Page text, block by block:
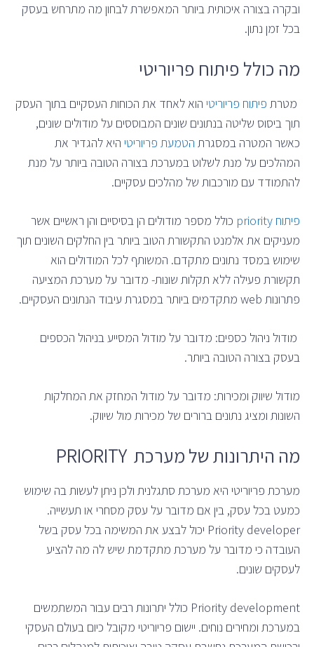
ובקרה בצורה איכותית ביותר המאפשרת לבחון מה מתרחש בעסק
בכל זמן נתון.
מה כולל פיתוח פריוריטי
מטרת פיתוח פריוריטי הוא לאחד את הכוחות העסקיים בתוך העסק
תוך ביסוס שליטה בנתונים שונים המבוססים על מודולים שונים,
כאשר המטרה במסגרת הטמעת פריוריטי היא להגדיר את
המהלכים על מנת לשלוט במערכת בצורה הטובה ביותר על מנת
להתמודד עם מורכבות של מהלכים עסקיים.
פיתוח priority
כולל מספר מודולים הן בסיסיים והן ראשיים אשר
מעניקים את אלמנט התקשורת הטוב ביותר בין החלקים השונים תוך
שימוש במסד נתונים מתקדם. המשותף לכל המודולים הוא
תקשורת פעילה ללא תקלות שונות- מדובר על מערכת המציעה
פתרונות web מתקדמים ביותר במסגרת עיבוד הנתונים העסקיים.
מודול ניהול כספים: מדובר על מודול המסייע בניהול הכספים
בעסק בצורה הטובה ביותר.
מודול שיווק ומכירות: מדובר על מודול המחזק את המחלקות
השונות ומציג נתונים ברורים של מכירות מול שיווק.
מה היתרונות של מערכת PRIORITY
מערכת פריוריטי היא מערכת סתגלנית ולכן ניתן לעשות בה שימוש
כמעט בכל עסק, בין אם מדובר על עסק מסחרי או תעשייה.
Priority developer יכול לבצע את המשימה בכל עסק בשל
העובדה כי מדובר על מערכת מתקדמת שיש לה מה להציע
לעסקים שונים.
Priority development כולל יתרונות רבים עבור המשתמשים
במערכת ומחירים נוחים. יישום פריוריטי מקובל כיום בעולם העסקי